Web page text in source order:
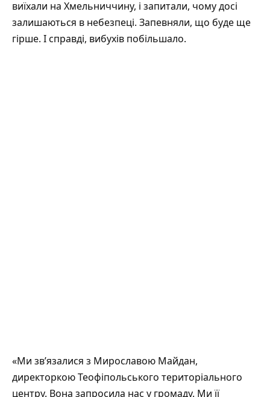
виїхали на Хмельниччину, і запитали, чому досі
залишаються в небезпеці. Запевняли, що буде ще
гірше. І справді, вибухів побільшало.
«Ми зв’язалися з Мирославою Майдан,
директоркою Теофіпольського територіального
центру. Вона запросила нас у громаду. Ми її